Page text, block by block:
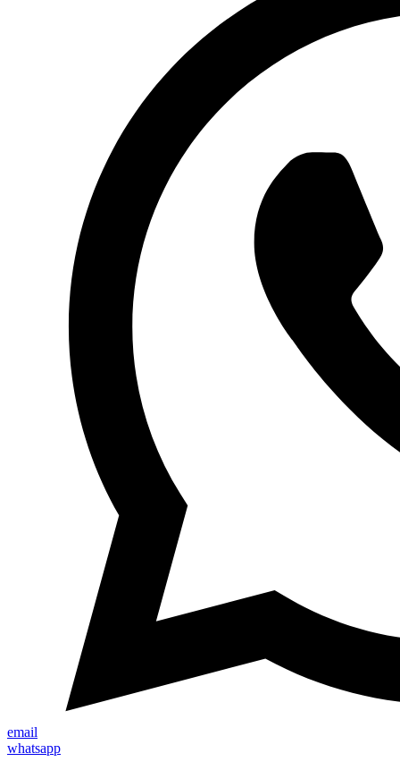
email
whatsapp